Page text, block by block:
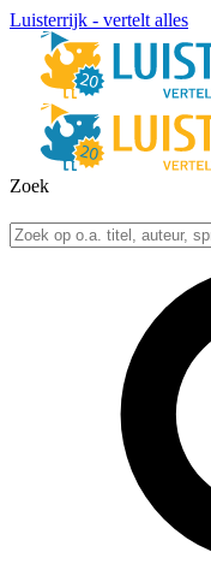
Luisterrijk - vertelt alles
Zoek